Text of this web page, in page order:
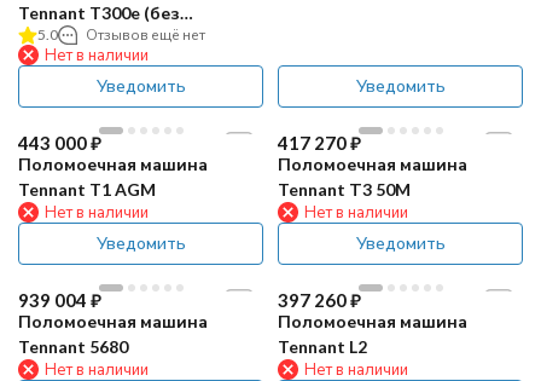
Tennant T300e (без
привода)
5.0 Отзывов ещё нет
Нет в наличии
Уведомить Уведомить
443 000₽
Поломоечная машина
Tennant T1 AGM
Нет в наличии
Уведомить
417 270₽
Поломоечная машина
Tennant Т3 50M
Нет в наличии
Уведомить
939 004 ₽
Поломоечная машина
Tennant 5680
Нет в наличии
397 260₽
Поломоечная машина
Tennant L2
Нет в наличии